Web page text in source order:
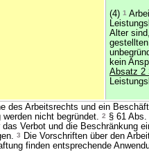
(4) 1
Alter
kein
Absatz 2
des Arbeitsrechts und ein
nicht begründet. 2 § 61
Verbot und die Beschränkung
3
Die Vorschriften über den
finden entsprechende